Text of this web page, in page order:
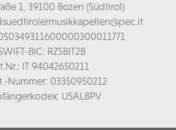
1, 39100 Bozen (Südtirol)
BIC: RZSBIT2B
IT 94042650211
Nummer: 03350950212
USAL8PV